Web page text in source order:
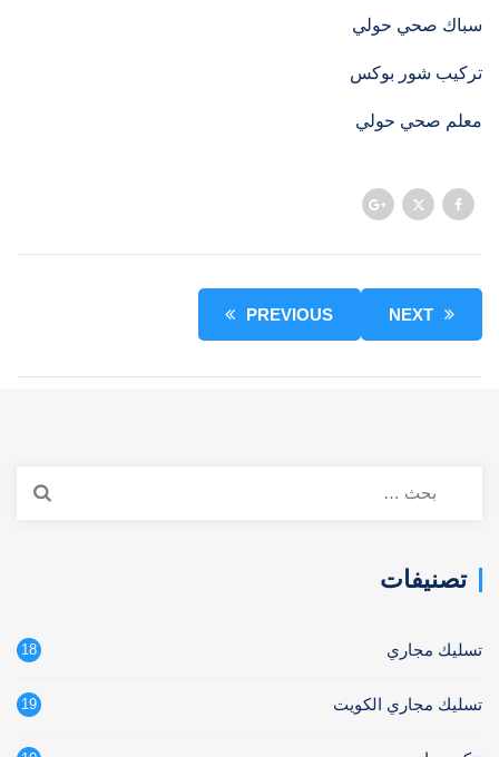
سباك صحي حولي
تركيب شور بوكس
معلم صحي حولي
PREVIOUS NEXT
تصنيفات
تسليك مجاري 18
تسليك مجاري الكويت 19